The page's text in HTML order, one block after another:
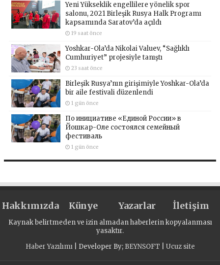
Yeni Yükseklik engellilere yönelik spor
salonu, 2021 Birleşik Rusya Halk Programı
kapsamında Saratov’da açıldı
19 saat önce
Yoshkar-Ola’da Nikolai Valuev, “Sağlıklı
Cumhuriyet” projesiyle tanıştı
23 saat önce
Birleşik Rusya’nın girişimiyle Yoshkar-Ola’da
bir aile festivali düzenlendi
1 gün önce
По инициативе «Единой России» в
Йошкар-Оле состоялся семейный
фестиваль
1 gün önce
Hakkımızda Künye Yazarlar İletişim
Kaynak belirtmeden ve izin almadan haberlerin kopyalanması
yasaktır.
Haber Yazılımı| Developer By; BEYNSOFT Ucuz site